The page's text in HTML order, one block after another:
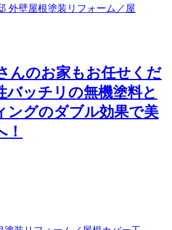
んのお家もお任せくだ
バッチリの無機塗料と
ングのダブル効果で美